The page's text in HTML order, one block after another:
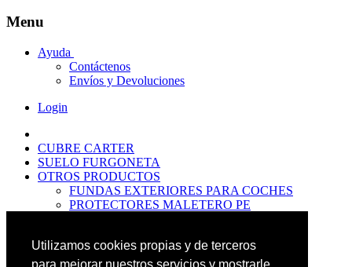
Utilizamos cookies propias y de terceros
Menu
Ayuda
Contáctenos
Envíos y Devoluciones
Login
CUBRE CARTER
SUELO FURGONETA
OTROS PRODUCTOS
FUNDAS EXTERIORES PARA COCHES
PROTECTORES MALETERO PE
PREMIUM
PROTECTORES MALETERO PE